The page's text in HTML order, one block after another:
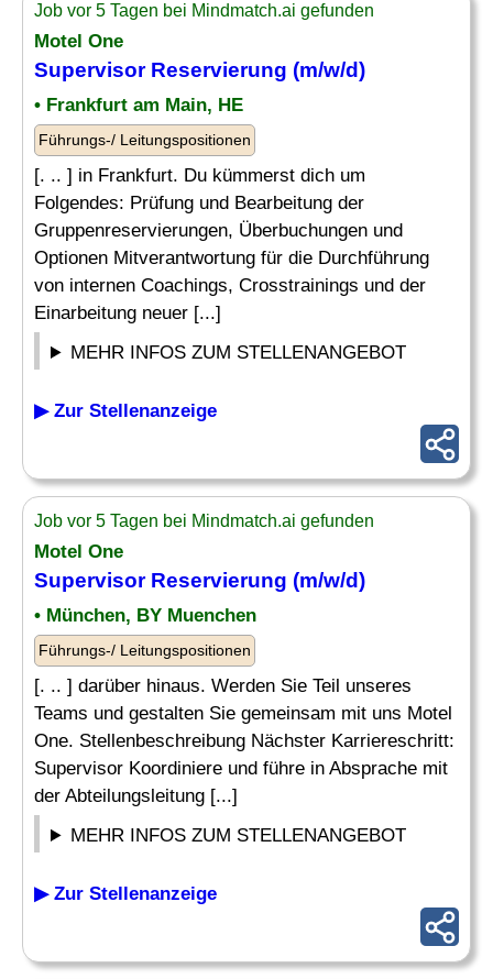
Job vor 5 Tagen bei Mindmatch.ai gefunden
Motel One
Supervisor Reservierung (m/w/d)
• Frankfurt am Main, HE
Führungs-/ Leitungspositionen
[. .. ] in Frankfurt. Du kümmerst dich um
Folgendes: Prüfung und Bearbeitung der
Gruppenreservierungen, Überbuchungen und
Optionen Mitverantwortung für die Durchführung
von internen Coachings, Crosstrainings und der
Einarbeitung neuer [...]
MEHR INFOS ZUM STELLENANGEBOT
▶ Zur Stellenanzeige
Job vor 5 Tagen bei Mindmatch.ai gefunden
Motel One
Supervisor Reservierung (m/w/d)
• München, BY Muenchen
Führungs-/ Leitungspositionen
[. .. ] darüber hinaus. Werden Sie Teil unseres
Teams und gestalten Sie gemeinsam mit uns Motel
One. Stellenbeschreibung Nächster Karriereschritt:
Supervisor Koordiniere und führe in Absprache mit
der Abteilungsleitung [...]
MEHR INFOS ZUM STELLENANGEBOT
▶ Zur Stellenanzeige